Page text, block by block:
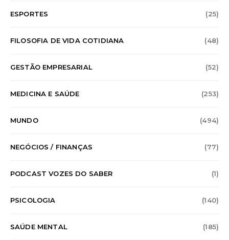
ESPORTES (25)
FILOSOFIA DE VIDA COTIDIANA (48)
GESTÃO EMPRESARIAL (52)
MEDICINA E SAÚDE (253)
MUNDO (494)
NEGÓCIOS / FINANÇAS (77)
PODCAST VOZES DO SABER (1)
PSICOLOGIA (140)
SAÚDE MENTAL (185)